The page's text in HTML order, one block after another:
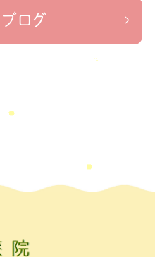
み＃足のトラブル
ロナウイルスに負けない身体作り
ブログ